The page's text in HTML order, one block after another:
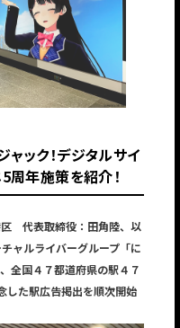
ック！デジタルサイ
周年施策を紹介！
区 代表取締役：田角陸、以
ャルライバーグループ「に
全国４７都道府県の駅４７
した駅広告掲出を順次開始